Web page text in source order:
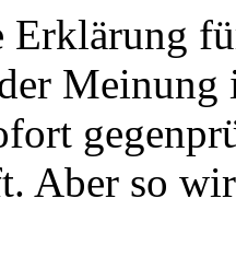
Meinung
Aber so